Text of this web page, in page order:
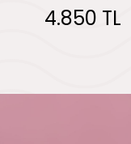
4.850 TL